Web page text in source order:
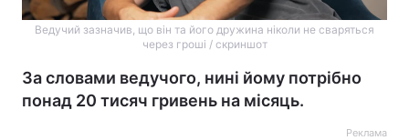
Ведучий зазначив, що він та його дружина ніколи не сваряться
через гроші / скриншот
За словами ведучого, нині йому потрібно
понад 20 тисяч гривень на місяць.
Реклама